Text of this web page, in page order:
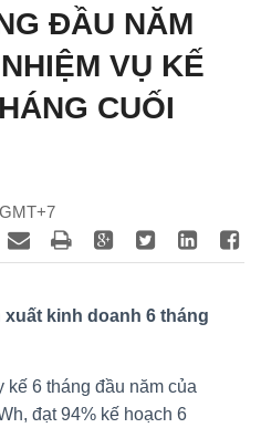
ĐẦU NĂM
VỤ KẾ
CUỐI
xuất kinh doanh 6 tháng
6 tháng đầu năm của
đạt 94% kế hoạch 6